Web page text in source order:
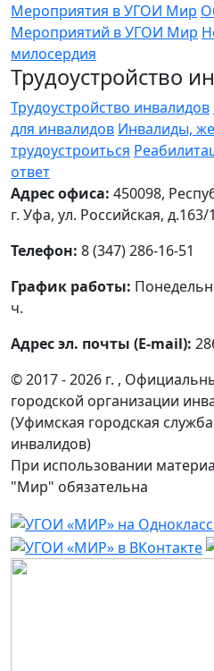
Мероприятия в УГОИ Мир
Мероприятий в УГОИ Мир
милосердия
Трудоустройство
Трудоустройство инвалидов
для инвалидов Инвалиды,
трудоустроиться
ответ
Адрес офиса: 450098,
г. Уфа, ул. Российская,
Телефон: 8 (347) 286-16-51
График работы:
ч.
Адрес эл. почты (E-mail):
© 2017 - 2026 г. ,
городской организации
(Уфимская городская
инвалидов)
При использовании
"Мир" обязательна